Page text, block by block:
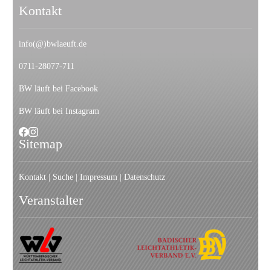
Kontakt
info(@)bwlaeuft.de
0711-28077-711
BW läuft bei Facebook
BW läuft bei Instagram
Sitemap
Kontakt Suche Impressum Datenschutz
Veranstalter